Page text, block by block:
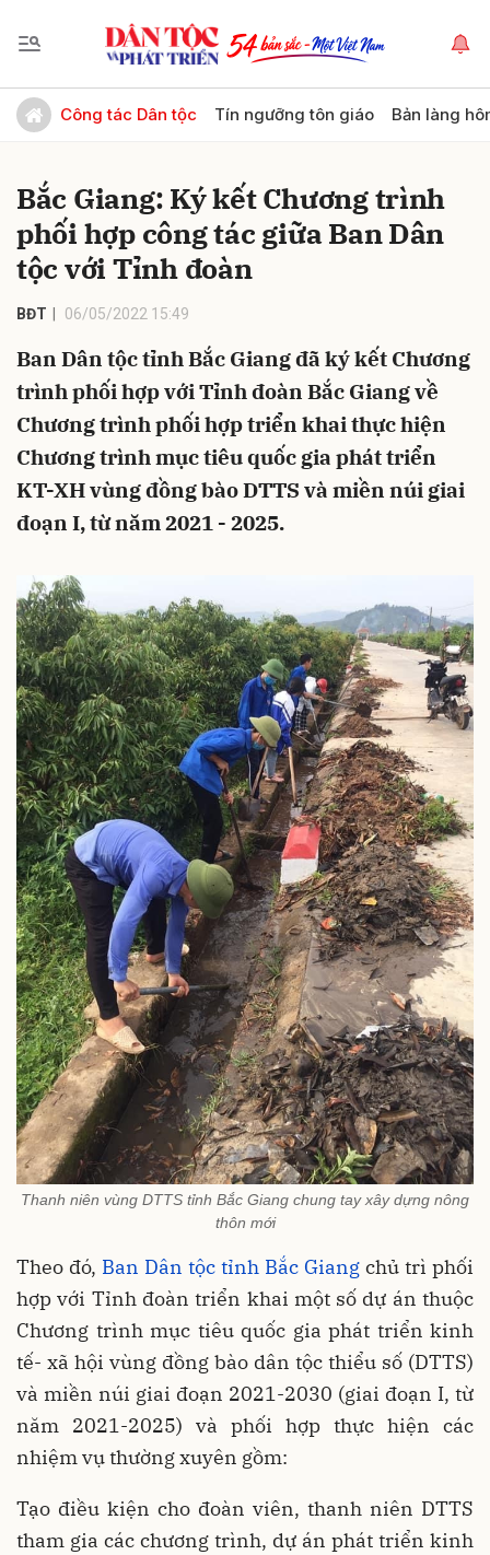
Công tác Dân tộc Tín ngưỡng tôn giáo Bản làng
Bắc Giang: Ký kết Chương trình
phối hợp công tác giữa Ban Dân
tộc với Tỉnh đoàn
BĐT 06/05/2022 15:49
Ban Dân tộc tỉnh Bắc Giang đã ký kết Chương
trình phối hợp với Tỉnh đoàn Bắc Giang về
Chương trình phối hợp triển khai thực hiện
Chương trình mục tiêu quốc gia phát triển
KT-XH vùng đồng bào DTTS và miền núi giai
đoạn I, từ năm 2021 - 2025.
Thanh niên vùng DTTS tỉnh Bắc Giang chung tay xây dựng nông
thôn mới
Theo đó, Ban Dân tộc tỉnh Bắc Giang chủ trì phối
hợp với Tỉnh đoàn triển khai một số dự án thuộc
Chương trình mục tiêu quốc gia phát triển kinh
tế- xã hội vùng đồng bào dân tộc thiểu số (DTTS)
và miền núi giai đoạn 2021-2030 (giai đoạn I, từ
năm 2021-2025) và phối hợp thực hiện các
nhiệm vụ thường xuyên gồm:
Tạo điều kiện cho đoàn viên, thanh niên DTTS
tham gia các chương trình, dự án phát triển kinh
Gửi bình luận